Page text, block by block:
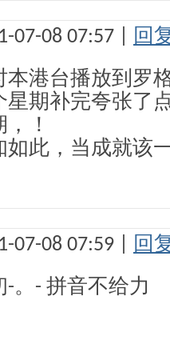
07-08 07:57 | 回
本港台播放到罗
星期补完夸张了
！
如此，当成就该
07-08 07:59 | 回
-。- 拼音不给力